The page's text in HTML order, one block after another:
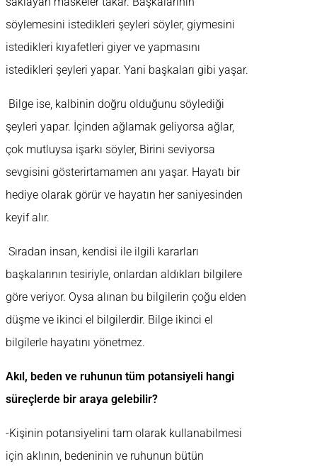
söylemesini istedikleri şeyleri söyler, giymesini
istedikleri kıyafetleri giyer ve yapmasını
istedikleri şeyleri yapar. Yani başkaları gibi yaşar.
Bilge ise, kalbinin doğru olduğunu söylediği
şeyleri yapar. İçinden ağlamak geliyorsa ağlar,
çok mutluysa işarkı söyler, Birini seviyorsa
sevgisini gösterirtamamen anı yaşar. Hayatı bir
hediye olarak görür ve hayatın her saniyesinden
keyif alır.
Sıradan insan, kendisi ile ilgili kararları
başkalarının tesiriyle, onlardan aldıkları bilgilere
göre veriyor. Oysa alınan bu bilgilerin çoğu elden
düşme ve ikinci el bilgilerdir. Bilge ikinci el
bilgilerle hayatını yönetmez.
Akıl, beden ve ruhunun tüm potansiyeli hangi
süreçlerde bir araya gelebilir?
-Kişinin potansiyelini tam olarak kullanabilmesi
için aklının, bedeninin ve ruhunun bütün